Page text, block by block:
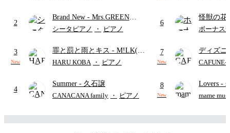
ード・ペダル付き/『映画ちい
かわ 人魚の島のひみつ』よ
2
Brand New - Mrs.GREEN
APPLE
シータピアノ ・ ピアノ
3
New
罪と罰と雨とキス - M!LK(佐
野勇斗&吉田仁人)
HARU KOBA ・ ピアノ
4
Summer - 久石譲
CANACANA family ・ ピアノ
6
怪獣の
ードパー
ボーナス
7
New
ディズ
レー-
ード有)
CAFUNE-
8
New
Lovers -
ト)
mame